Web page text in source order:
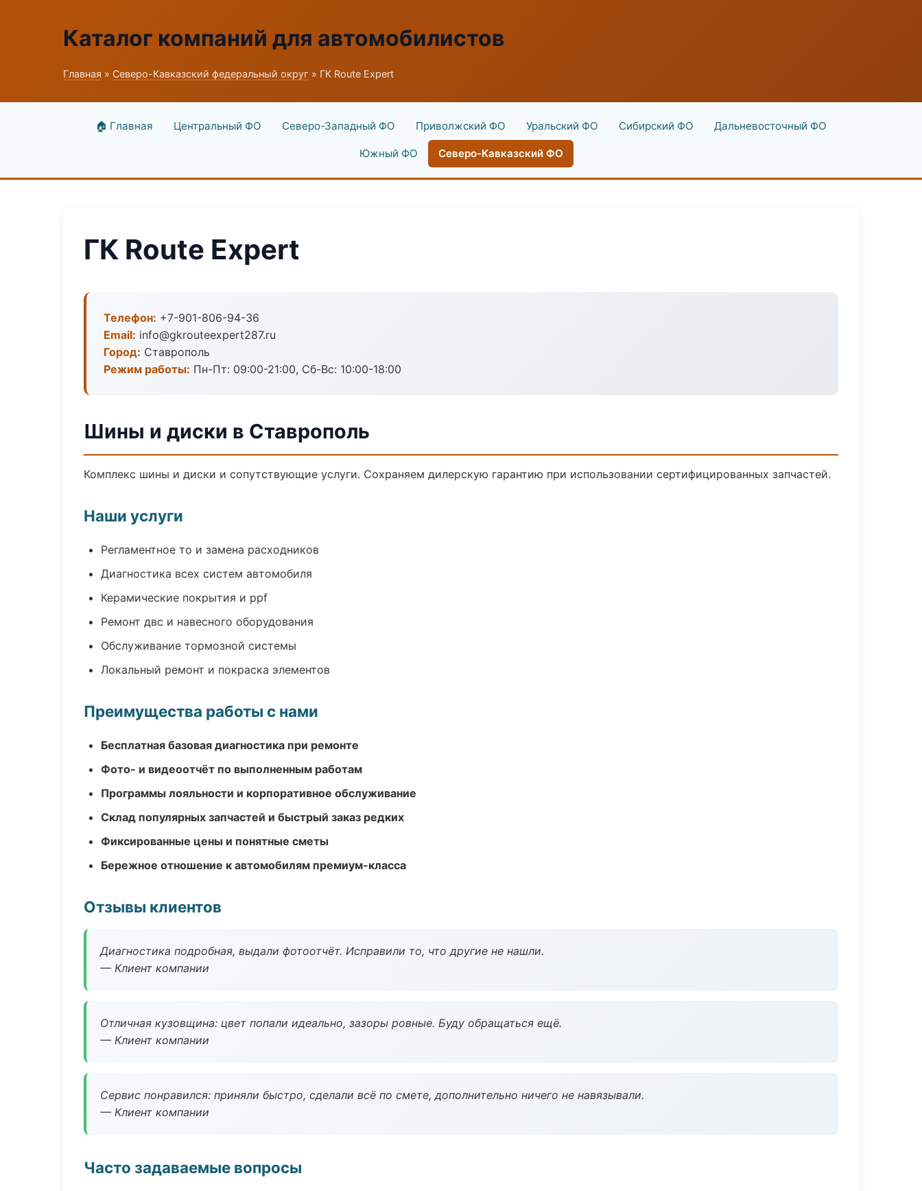
Каталог компаний для автомобилистов
Главная » Северо-Кавказский федеральный округ » ГК Route Expert
🏠 Главная Центральный ФО Северо-Западный ФО Приволжский ФО Уральский ФО Сибирский ФО Дальневосточный ФО
Южный ФО Северо-Кавказский ФО
ГК Route Expert
Телефон: +7-901-806-94-36
Email: info@gkrouteexpert287.ru
Город: Ставрополь
Режим работы: Пн-Пт: 09:00-21:00, Сб-Вс: 10:00-18:00
Шины и диски в Ставрополь
Комплекс шины и диски и сопутствующие услуги. Сохраняем дилерскую гарантию при использовании сертифицированных запчастей.
Наши услуги
Регламентное то и замена расходников
Диагностика всех систем автомобиля
Керамические покрытия и ppf
Ремонт двс и навесного оборудования
Обслуживание тормозной системы
Локальный ремонт и покраска элементов
Преимущества работы с нами
Бесплатная базовая диагностика при ремонте
Фото- и видеоотчёт по выполненным работам
Программы лояльности и корпоративное обслуживание
Склад популярных запчастей и быстрый заказ редких
Фиксированные цены и понятные сметы
Бережное отношение к автомобилям премиум-класса
Отзывы клиентов
Диагностика подробная, выдали фотоотчёт. Исправили то, что другие не нашли.
— Клиент компании
Отличная кузовщина: цвет попали идеально, зазоры ровные. Буду обращаться ещё.
— Клиент компании
Сервис понравился: приняли быстро, сделали всё по смете, дополнительно ничего не навязывали.
— Клиент компании
Часто задаваемые вопросы